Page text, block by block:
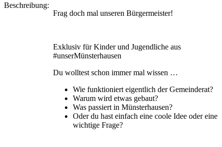
Beschreibung:
Frag doch mal unseren Bürgermeister!
Exklusiv für Kinder und Jugendliche aus
#unserMünsterhausen
Du wolltest schon immer mal wissen …
Wie funktioniert eigentlich der Gemeinderat?
Warum wird etwas gebaut?
Was passiert in Münsterhausen?
Oder du hast einfach eine coole Idee oder eine
wichtige Frage?